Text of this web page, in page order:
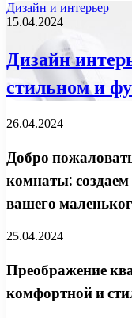
Дизайн и интерьер
15.04.2024
Дизайн
стильном и
26.04.2024
Добро
комнаты: создаем
вашего
25.04.2024
Преображение
комфортной и